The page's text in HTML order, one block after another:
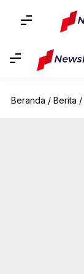
Beranda / Berita /